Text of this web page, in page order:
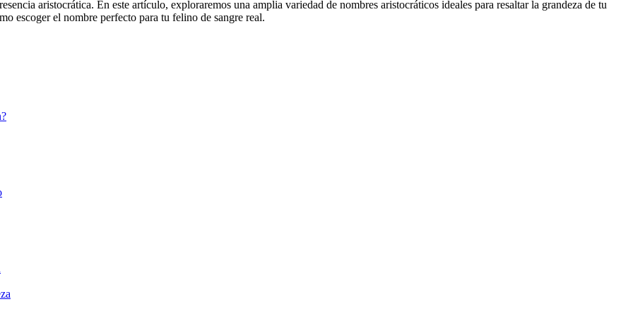
aristocrática. En este artículo, exploraremos una amplia variedad de nombres aristocráticos ideales para resaltar la grandeza de tu
escoger el nombre perfecto para tu felino de sangre real.